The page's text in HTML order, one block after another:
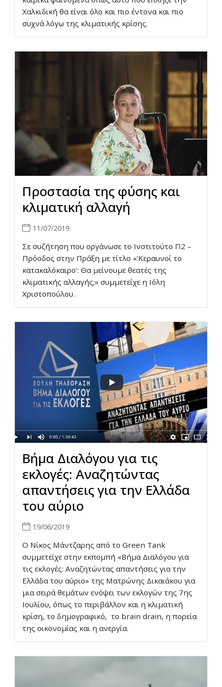
Χαλκιδική θα είναι όλο και πιο έντονα και πιο
συχνά λόγω της κλιματικής κρίσης.
Προστασία της φύσης και
κλιματική αλλαγή
11/07/2019
Σε συζήτηση που οργάνωσε το Ινστιτούτο Π2 –
Πρόοδος στην Πράξη με τίτλο «'Κεραυνοί το
κατακαλόκαιρο': Θα μείνουμε θεατές της
κλιματικής αλλαγής;» συμμετείχε η Ιόλη
Χριστοπούλου.
Βήμα Διαλόγου για τις
εκλογές: Αναζητώντας
απαντήσεις για την Ελλάδα
του αύριο
19/06/2019
Ο Νίκος Μάντζαρης από το Green Tank
συμμετείχε στην εκπομπή «Βήμα Διαλόγου για
τις εκλογές: Αναζητώντας απαντήσεις για την
Ελλάδα του αύριο» της Ματρώνης Δικαιάκου για
μια σειρά θεμάτων ενόψει των εκλογών της 7ης
Ιουλίου, όπως το περιβάλλον και η κλιματική
κρίση, το δημογραφικό, το brain drain, η πορεία
της οικονομίας και η ανεργία.